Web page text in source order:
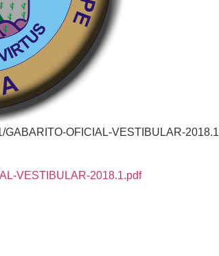
OFICIAL-VESTIBULAR-
VESTIBULAR-2018.1.pdf